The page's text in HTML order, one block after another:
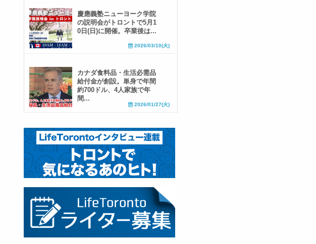
慶應義塾ニューヨーク学院
の説明会がトロントで5月1
0日(日)に開催。卒業後は...
2026/03/10(火)
カナダ食料品・生活必需品
給付金が創設。単身で年間
約700ドル、4人家族で年
間...
2026/01/27(火)